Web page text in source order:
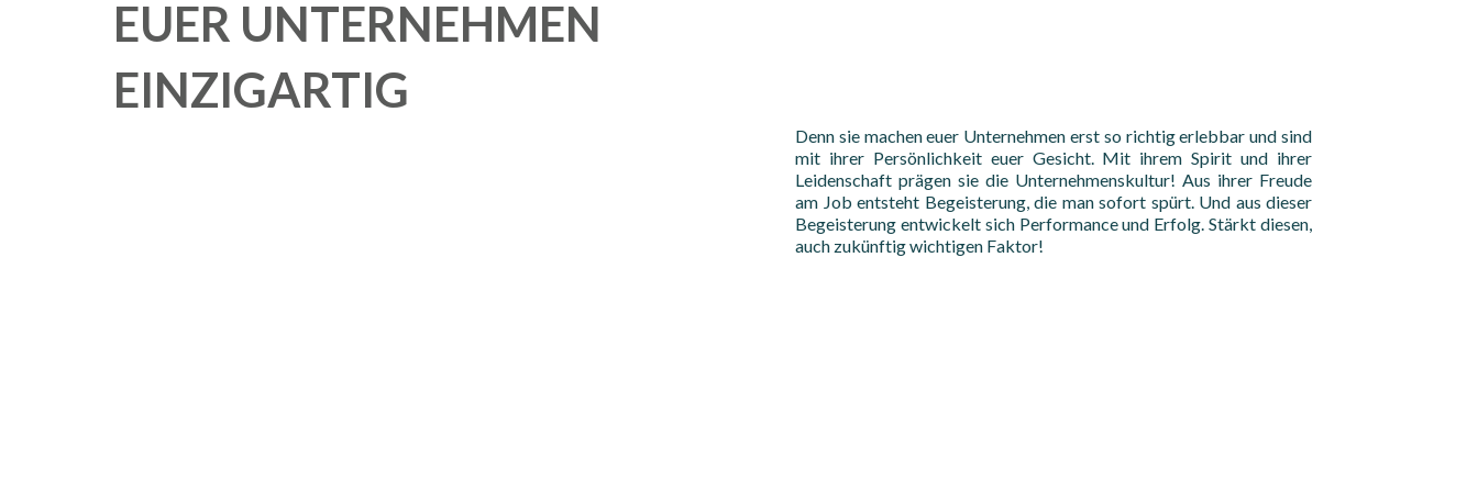
EUER UNTERNEHMEN
EINZIGARTIG
Denn sie machen euer Unternehmen erst so richtig erlebbar und sind
mit ihrer Persönlichkeit euer Gesicht. Mit ihrem Spirit und ihrer
Leidenschaft prägen sie die Unternehmenskultur! Aus ihrer Freude
am Job entsteht Begeisterung, die man sofort spürt. Und aus dieser
Begeisterung entwickelt sich Performance und Erfolg. Stärkt diesen,
auch zukünftig wichtigen Faktor!